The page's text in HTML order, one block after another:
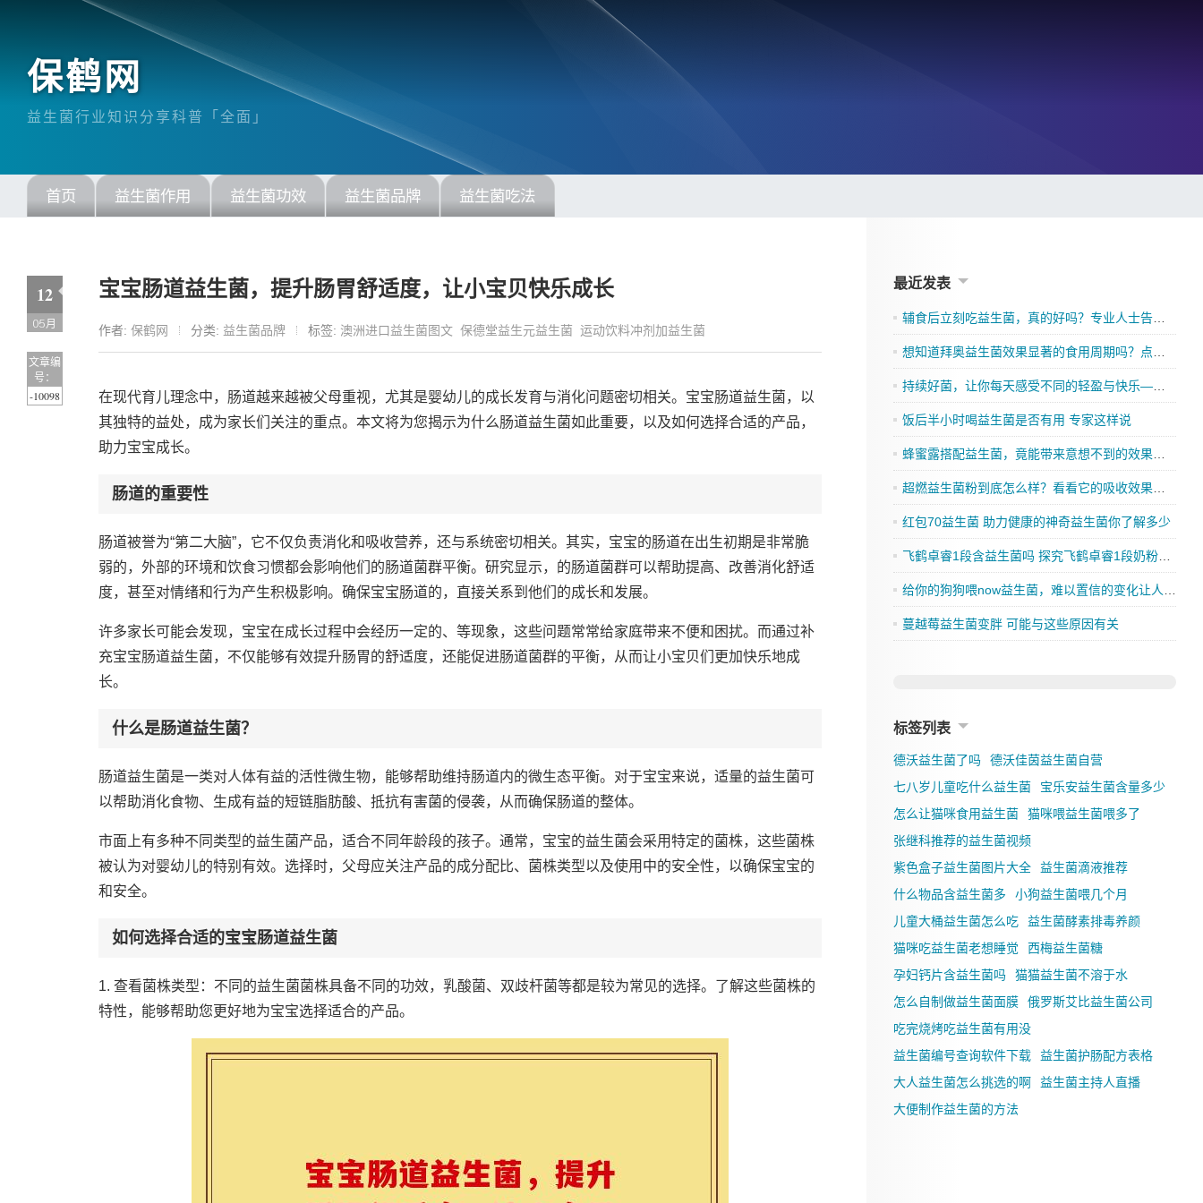
保鹤网
益生菌行业知识分享科普「全面」
首页 益生菌作用 益生菌功效 益生菌品牌 益生菌吃法
宝宝肠道益生菌，提升肠胃舒适度，让小宝贝快乐成长
作者: 保鹤网 分类: 益生菌品牌 标签: 澳洲进口益生菌图文 保德堂益生元益生菌 运动饮料冲剂加益生菌
在现代育儿理念中，肠道越来越被父母重视，尤其是婴幼儿的成长发育与消化问题密切相关。宝宝肠道益生菌，以
其独特的益处，成为家长们关注的重点。本文将为您揭示为什么肠道益生菌如此重要，以及如何选择合适的产品，
助力宝宝成长。
肠道的重要性
肠道被誉为“第二大脑”，它不仅负责消化和吸收营养，还与系统密切相关。其实，宝宝的肠道在出生初期是非常脆
弱的，外部的环境和饮食习惯都会影响他们的肠道菌群平衡。研究显示，的肠道菌群可以帮助提高、改善消化舒适
度，甚至对情绪和行为产生积极影响。确保宝宝肠道的，直接关系到他们的成长和发展。
许多家长可能会发现，宝宝在成长过程中会经历一定的、等现象，这些问题常常给家庭带来不便和困扰。而通过补
充宝宝肠道益生菌，不仅能够有效提升肠胃的舒适度，还能促进肠道菌群的平衡，从而让小宝贝们更加快乐地成
长。
什么是肠道益生菌？
肠道益生菌是一类对人体有益的活性微生物，能够帮助维持肠道内的微生态平衡。对于宝宝来说，适量的益生菌可
以帮助消化食物、生成有益的短链脂肪酸、抵抗有害菌的侵袭，从而确保肠道的整体。
市面上有多种不同类型的益生菌产品，适合不同年龄段的孩子。通常，宝宝的益生菌会采用特定的菌株，这些菌株
被认为对婴幼儿的特别有效。选择时，父母应关注产品的成分配比、菌株类型以及使用中的安全性，以确保宝宝的
和安全。
如何选择合适的宝宝肠道益生菌
1. 查看菌株类型：不同的益生菌菌株具备不同的功效，乳酸菌、双歧杆菌等都是较为常见的选择。了解这些菌株的
特性，能够帮助您更好地为宝宝选择适合的产品。
12
05月
文章编
号：
-10098
最近发表
辅食后立刻吃益生菌，真的好吗？专业人士告诉你
想知道拜奥益生菌效果显著的食用周期吗？点击了解吧
持续好菌，让你每天感受不同的轻盈与快乐——格兰迪莱益生菌来袭”
饭后半小时喝益生菌是否有用 专家这样说
蜂蜜露搭配益生菌，竟能带来意想不到的效果，你还在等什么？
超燃益生菌粉到底怎么样？看看它的吸收效果如何
红包70益生菌 助力健康的神奇益生菌你了解多少
飞鹤卓睿1段含益生菌吗 探究飞鹤卓睿1段奶粉的成分是否有益生菌
给你的狗狗喂now益生菌，难以置信的变化让人刮目相看
蔓越莓益生菌变胖 可能与这些原因有关
标签列表
德沃益生菌了吗
德沃佳茵益生菌自营
七八岁儿童吃什么益生菌
宝乐安益生菌含量多少
怎么让猫咪食用益生菌
猫咪喂益生菌喂多了
张继科推荐的益生菌视频
紫色盒子益生菌图片大全
益生菌滴液推荐
什么物品含益生菌多
小狗益生菌喂几个月
儿童大桶益生菌怎么吃
益生菌酵素排毒养颜
猫咪吃益生菌老想睡觉
西梅益生菌糖
孕妇钙片含益生菌吗
猫猫益生菌不溶于水
怎么自制做益生菌面膜
俄罗斯艾比益生菌公司
吃完烧烤吃益生菌有用没
益生菌编号查询软件下载
益生菌护肠配方表格
大人益生菌怎么挑选的啊
益生菌主持人直播
大便制作益生菌的方法